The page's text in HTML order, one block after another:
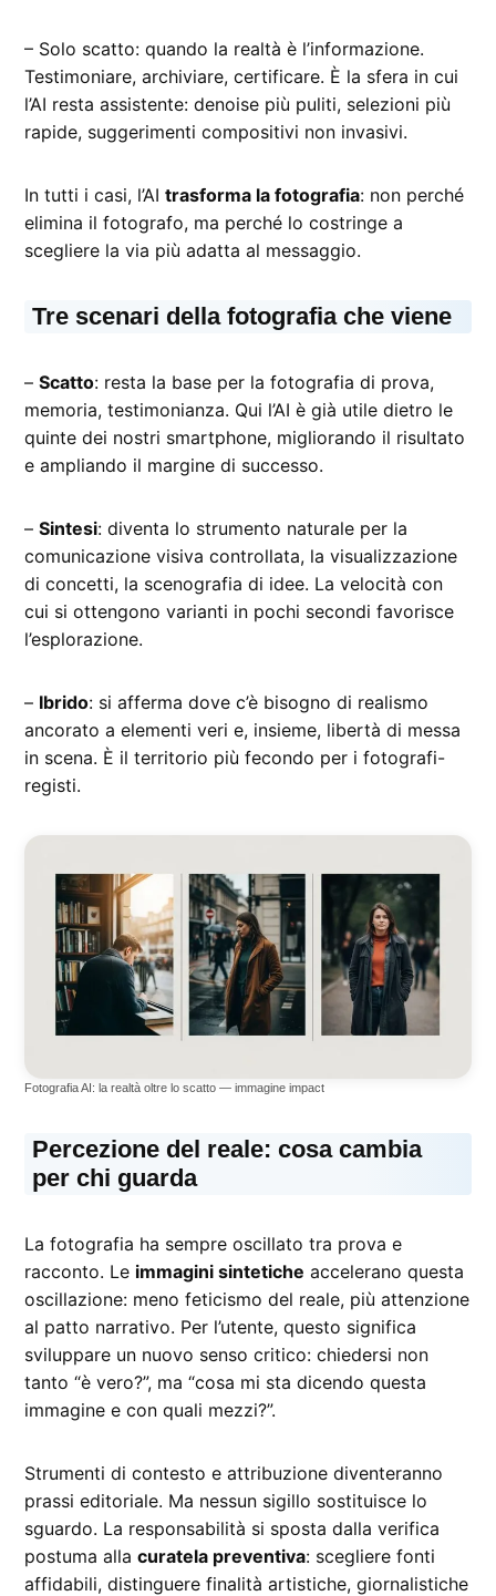
– Solo scatto: quando la realtà è l’informazione.
Testimoniare, archiviare, certificare. È la sfera in cui
l’AI resta assistente: denoise più puliti, selezioni più
rapide, suggerimenti compositivi non invasivi.
In tutti i casi, l’AItrasforma la fotografia: non perché
elimina il fotografo, ma perché lo costringe a
scegliere la via più adatta al messaggio.
Tre scenari della fotografia che viene
–Scatto: resta la base per la fotografia di prova,
memoria, testimonianza. Qui l’AI è già utile dietro le
quinte dei nostri smartphone, migliorando il risultato
e ampliando il margine di successo.
–Sintesi: diventa lo strumento naturale per la
comunicazione visiva controllata, la visualizzazione
di concetti, la scenografia di idee. La velocità con
cui si ottengono varianti in pochi secondi favorisce
l’esplorazione.
– Ibrido: si afferma dove c’è bisogno di realismo
ancorato a elementi veri e, insieme, libertà di messa
in scena. È il territorio più fecondo per i fotografi-
registi.
Fotografia AI: la realtà oltre lo scatto — immagine impact
Percezione del reale: cosa cambia
per chi guarda
La fotografia ha sempre oscillato tra prova e
racconto. Le immagini sintetiche accelerano questa
oscillazione: meno feticismo del reale, più attenzione
al patto narrativo. Per l’utente, questo significa
sviluppare un nuovo senso critico: chiedersi non
tanto “è vero?”, ma “cosa mi sta dicendo questa
immagine e con quali mezzi?”.
Strumenti di contesto e attribuzione diventeranno
prassi editoriale. Ma nessun sigillo sostituisce lo
sguardo. La responsabilità si sposta dalla verifica
postuma allacuratela preventiva: scegliere fonti
affidabili, distinguere finalità artistiche, giornalistiche